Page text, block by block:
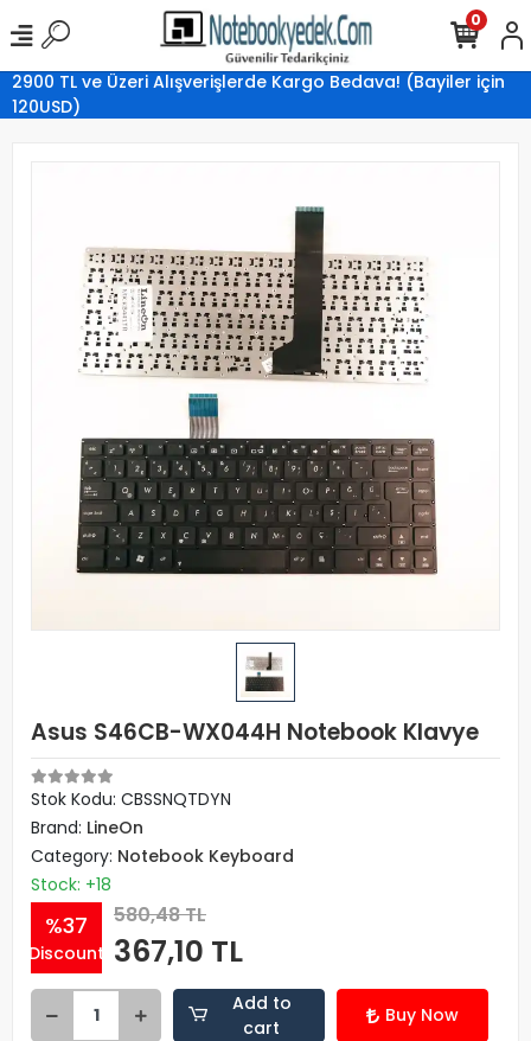
2900 TL ve Üzeri Alışverişlerde Kargo Bedava! (Bayiler için
120USD)
0
Asus S46CB-WX044H Notebook Klavye
Stok Kodu: CBSSNQTDYN
Brand: LineOn
Category: Notebook Keyboard
Stock: +18
%37
Discount
580,48 TL
367,10 TL
Add to
cart
Buy Now